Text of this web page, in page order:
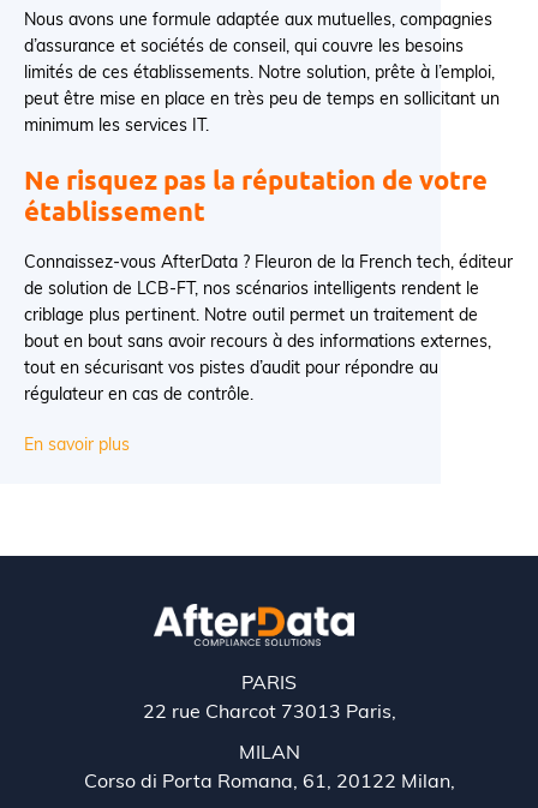
Nous avons une formule adaptée aux mutuelles, compagnies
d’assurance et sociétés de conseil, qui couvre les besoins
limités de ces établissements. Notre solution, prête à l’emploi,
peut être mise en place en très peu de temps en sollicitant un
minimum les services IT.
Ne risquez pas la réputation de votre
établissement
Connaissez-vous AfterData ? Fleuron de la French tech, éditeur
de solution de LCB-FT, nos scénarios intelligents rendent le
criblage plus pertinent. Notre outil permet un traitement de
bout en bout sans avoir recours à des informations externes,
tout en sécurisant vos pistes d’audit pour répondre au
régulateur en cas de contrôle.
En savoir plus
PARIS
22 rue Charcot 73013 Paris,
MILAN
Corso di Porta Romana, 61, 20122 Milan,